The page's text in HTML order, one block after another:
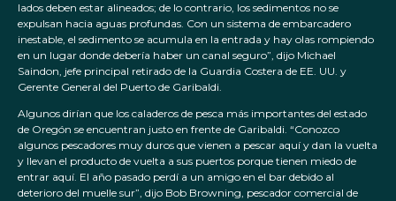
lados deben estar alineados; de lo contrario, los sedimentos no se
expulsan hacia aguas profundas. Con un sistema de embarcadero
inestable, el sedimento se acumula en la entrada y hay olas rompiendo
en un lugar donde debería haber un canal seguro”, dijo Michael
Saindon, jefe principal retirado de la Guardia Costera de EE. UU. y
Gerente General del Puerto de Garibaldi.
Algunos dirían que los caladeros de pesca más importantes del estado
de Oregón se encuentran justo en frente de Garibaldi. “Conozco
algunos pescadores muy duros que vienen a pescar aquí y dan la vuelta
y llevan el producto de vuelta a sus puertos porque tienen miedo de
entrar aquí. El año pasado perdí a un amigo en el bar debido al
deterioro del muelle sur”, dijo Bob Browning, pescador comercial de